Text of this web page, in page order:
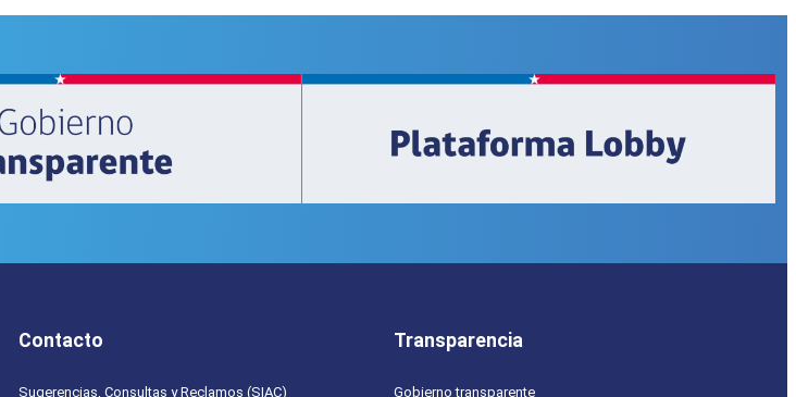
Contacto
Sugerencias, Consultas y Reclamos (SIAC)
Transparencia
Gobierno transparente